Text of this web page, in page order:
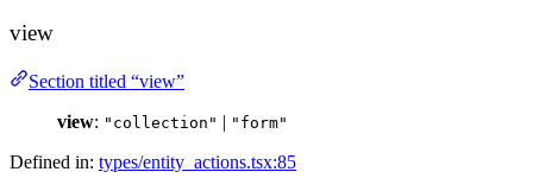
view
Section titled “view”
view: "collection" | "form"
Defined in: types/entity_actions.tsx:85